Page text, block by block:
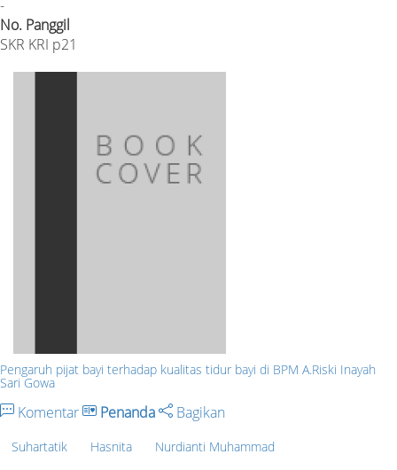
-
No. Panggil
SKR KRI p21
Pengaruh pijat bayi terhadap kualitas tidur bayi di BPM A.Riski Inayah
Sari Gowa
Komentar Penanda Bagikan
Suhartatik Hasnita Nurdianti Muhammad